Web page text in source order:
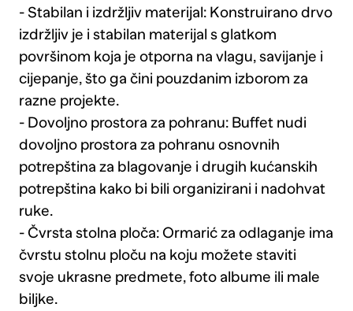
- Stabilan i izdržljiv materijal: Konstruirano drvo
izdržljiv je i stabilan materijal s glatkom
površinom koja je otporna na vlagu, savijanje i
cijepanje, što ga čini pouzdanim izborom za
razne projekte.
- Dovoljno prostora za pohranu: Buffet nudi
dovoljno prostora za pohranu osnovnih
potrepština za blagovanje i drugih kućanskih
potrepština kako bi bili organizirani i nadohvat
ruke.
- Čvrsta stolna ploča: Ormarić za odlaganje ima
čvrstu stolnu ploču na koju možete staviti
svoje ukrasne predmete, foto albume ili male
biljke.